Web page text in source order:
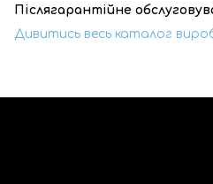
Післягарантійне
Дивитись весь каталог